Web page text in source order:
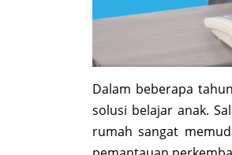
Dalam beberapa
solusi belajar anak.
rumah sangat